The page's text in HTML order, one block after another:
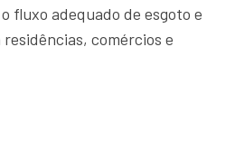
fluxo adequado de esgoto e
comércios e